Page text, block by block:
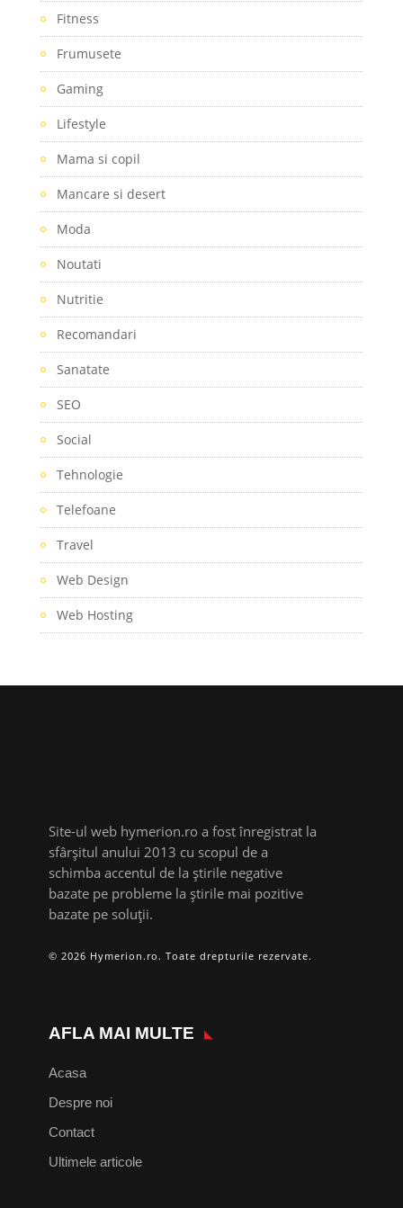
Fitness
Frumusete
Gaming
Lifestyle
Mama si copil
Mancare si desert
Moda
Noutati
Nutritie
Recomandari
Sanatate
SEO
Social
Tehnologie
Telefoane
Travel
Web Design
Web Hosting
Site-ul web hymerion.ro a fost înregistrat la
sfârșitul anului 2013 cu scopul de a
schimba accentul de la știrile negative
bazate pe probleme la știrile mai pozitive
bazate pe soluții.
© 2026 Hymerion.ro. Toate drepturile rezervate.
AFLA MAI MULTE
Acasa
Despre noi
Contact
Ultimele articole